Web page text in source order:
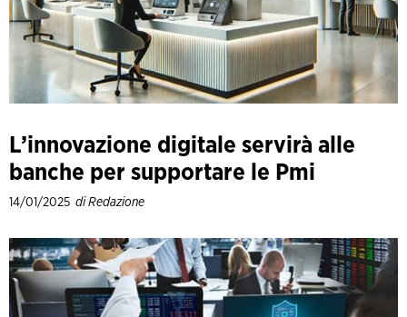
L’innovazione digitale servirà alle
banche per supportare le Pmi
14/01/2025 di Redazione